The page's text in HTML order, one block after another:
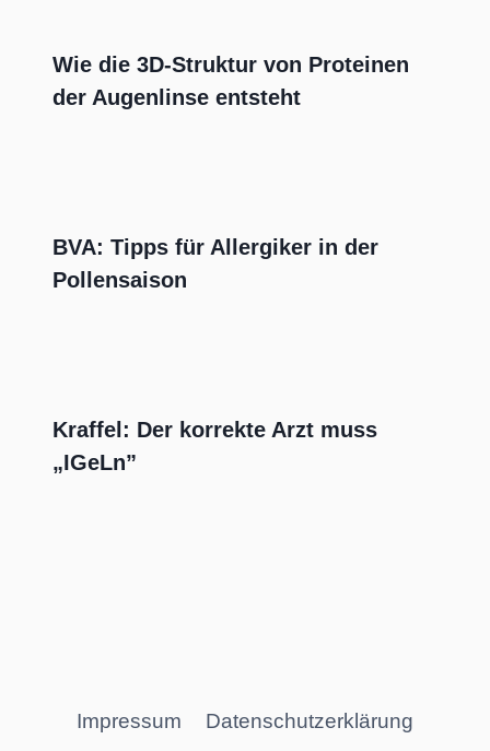
Wie die 3D-Struktur von Proteinen
der Augenlinse entsteht
BVA: Tipps für Allergiker in der
Pollensaison
Kraffel: Der korrekte Arzt muss
„IGeLn”
Impressum Datenschutzerklärung